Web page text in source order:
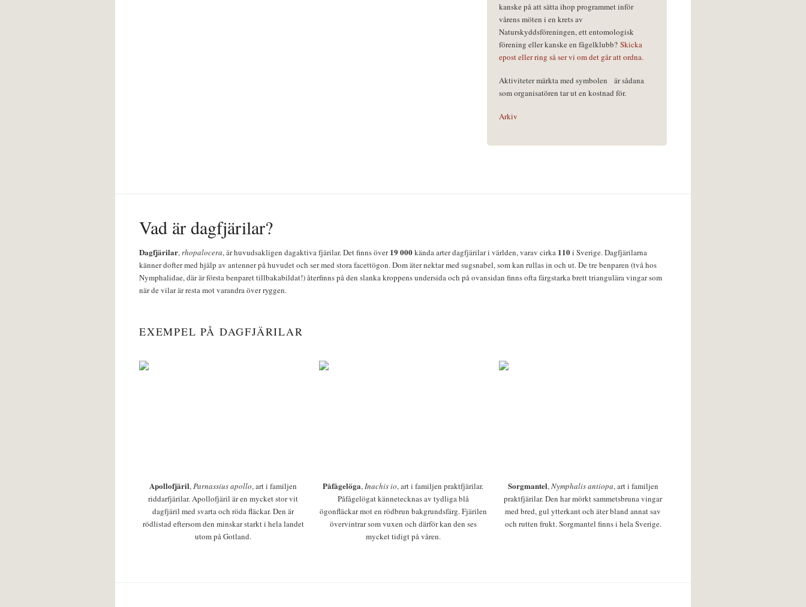
kanske på att sätta ihop programmet inför
vårens möten i en krets av
Naturskyddsföreningen, ett entomologisk
förening eller kanske en fågelklubb? Skicka
epost eller ring så ser vi om det går att ordna.
Aktiviteter märkta med symbolen
är sådana
som organisatören tar ut en kostnad för.
Arkiv
Vad är dagfjärilar?
Dagfjärilar,rhopalocera, är huvudsakligen dagaktiva fjärilar. Det finns över19 000kända arter dagfjärilar i världen, varav cirka 110i Sverige. Dagfjärilarna
känner dofter med hjälp av antenner på huvudet och ser med stora facettögon. Dom äter nektar med sugsnabel, som kan rullas in och ut. De tre benparen (två hos
Nymphalidae, där är första benparet tillbakabildat!) återfinns på den slanka kroppens undersida och på ovansidan finns ofta färgstarka brett triangulära vingar som
när de vilar är resta mot varandra över ryggen.
EXEMPEL PÅ DAGFJÄRILAR
Apollofjäril,Parnassius apollo, art i familjen
riddarfjärilar. Apollofjäril är en mycket stor vit
dagfjäril med svarta och röda fläckar. Den är
rödlistad eftersom den minskar starkt i hela landet
utom på Gotland.
Påfågelöga,Inachis io, art i familjen praktfjärilar.
Påfågelögat kännetecknas av tydliga blå
ögonfläckar mot en rödbrun bakgrundsfärg. Fjärilen
övervintrar som vuxen och därför kan den ses
mycket tidigt på våren.
Sorgmantel,Nymphalis antiopa, art i familjen
praktfjärilar. Den har mörkt sammetsbruna vingar
med bred, gul ytterkant och äter bland annat sav
och rutten frukt. Sorgmantel finns i hela Sverige.